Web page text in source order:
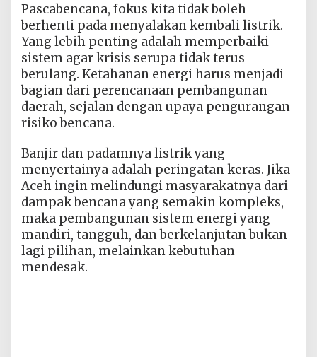
Pascabencana, fokus kita tidak boleh
berhenti pada menyalakan kembali listrik.
Yang lebih penting adalah memperbaiki
sistem agar krisis serupa tidak terus
berulang. Ketahanan energi harus menjadi
bagian dari perencanaan pembangunan
daerah, sejalan dengan upaya pengurangan
risiko bencana.
Banjir dan padamnya listrik yang
menyertainya adalah peringatan keras. Jika
Aceh ingin melindungi masyarakatnya dari
dampak bencana yang semakin kompleks,
maka pembangunan sistem energi yang
mandiri, tangguh, dan berkelanjutan bukan
lagi pilihan, melainkan kebutuhan
mendesak.